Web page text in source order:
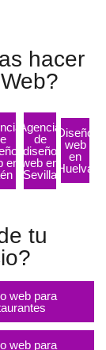
hacer
en
Agencia
de
diseño
web en
Sevilla
Diseño
web
en
Huelva
tu
web para
web para